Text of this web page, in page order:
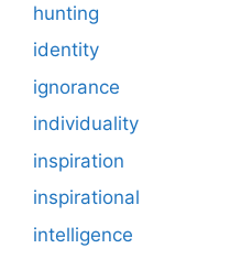
hunting
identity
ignorance
individuality
inspiration
inspirational
intelligence